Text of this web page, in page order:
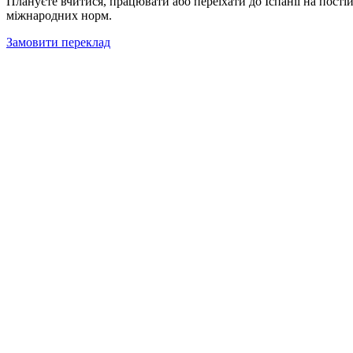
міжнародних норм.
Замовити переклад